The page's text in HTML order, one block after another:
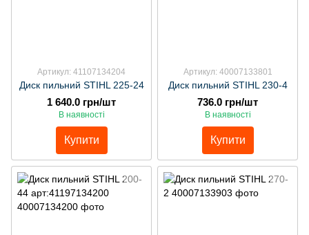
Артикул: 41107134204
Диск пильний STIHL 225-24
1 640.0 грн/шт
В наявності
Купити
Артикул: 40007133801
Диск пильний STIHL 230-4
736.0 грн/шт
В наявності
Купити